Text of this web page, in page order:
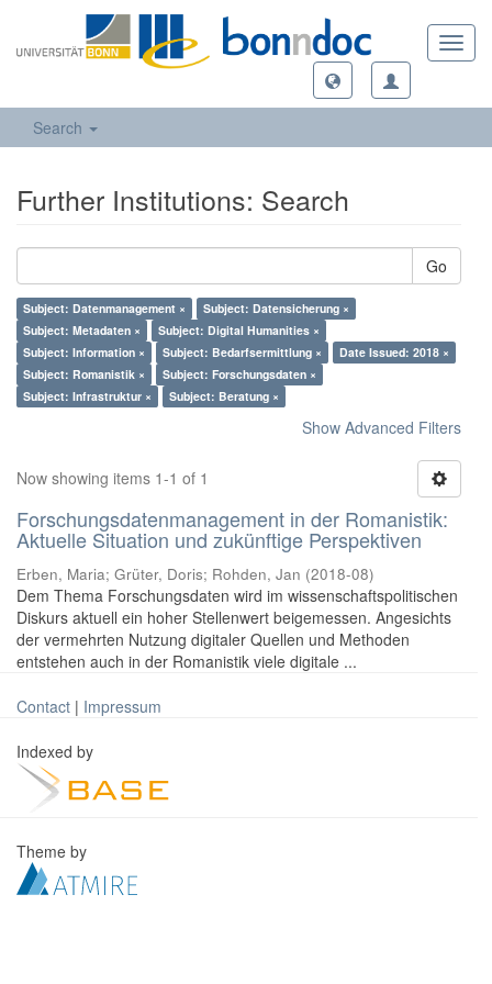
Search
Further Institutions: Search
Go
Subject: Datenmanagement ×
Subject: Datensicherung ×
Subject: Metadaten ×
Subject: Digital Humanities ×
Subject: Information ×
Subject: Bedarfsermittlung ×
Date Issued: 2018 ×
Subject: Romanistik ×
Subject: Forschungsdaten ×
Subject: Infrastruktur ×
Subject: Beratung ×
Show Advanced Filters
Now showing items 1-1 of 1
Forschungsdatenmanagement in der Romanistik:
Aktuelle Situation und zukünftige Perspektiven
Erben, Maria; Grüter, Doris; Rohden, Jan (2018-08)
Dem Thema Forschungsdaten wird im wissenschaftspolitischen
Diskurs aktuell ein hoher Stellenwert beigemessen. Angesichts
der vermehrten Nutzung digitaler Quellen und Methoden
entstehen auch in der Romanistik viele digitale ...
Contact | Impressum
Indexed by
Theme by